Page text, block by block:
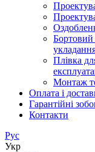
Бортовий
Плівка
Монтаж
Оплата і
Гарантійні
Контакти
Рус
Укр